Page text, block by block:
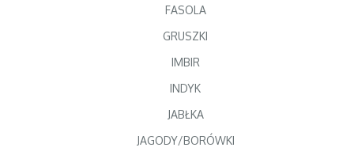
FASOLA
GRUSZKI
IMBIR
INDYK
JABŁKA
JAGODY/BORÓWKI